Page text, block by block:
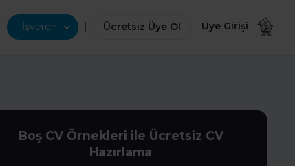
İşveren | Ücretsiz Üye Ol Üye Girişi
Boş CV Örnekleri ile Ücretsiz CV
Hazırlama